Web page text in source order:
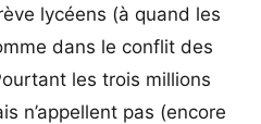
lycéens (à quand les
dans le conflit des
les trois millions
n’appellent pas (encore